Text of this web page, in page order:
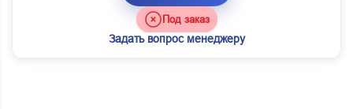
Под заказ
Задать вопрос менеджеру